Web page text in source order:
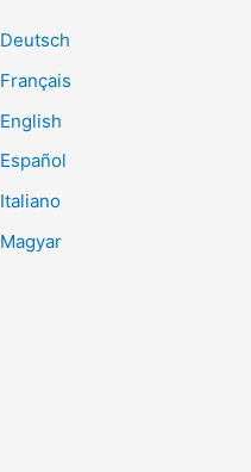
Deutsch
Français
English
Español
Italiano
Magyar